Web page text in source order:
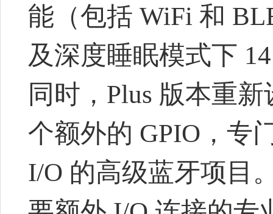
能（包括 WiFi 和
及深度睡眠模式下
同时，Plus 版本重
个额外的 GPIO，专
I/O 的高级蓝牙项目